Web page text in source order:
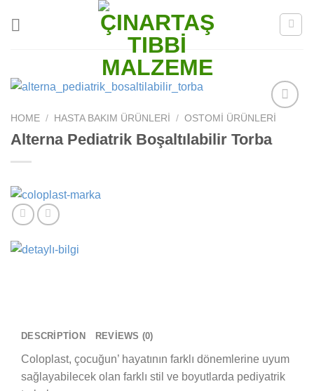
Add to
wishlist
HOME / HASTA BAKIM ÜRÜNLERI / OSTOMI ÜRÜNLERI
Alterna Pediatrik Boşaltılabilir Torba
DESCRIPTION REVIEWS (0)
Coloplast, çocuğun’ hayatının farklı dönemlerine uyum
sağlayabilecek olan farklı stil ve boyutlarda pediyatrik